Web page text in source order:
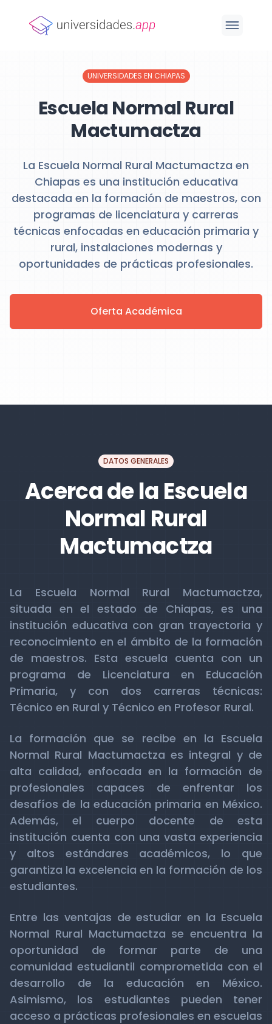
UNIVERSIDADES EN CHIAPAS
Escuela Normal Rural
Mactumactza
La Escuela Normal Rural Mactumactza en
Chiapas es una institución educativa
destacada en la formación de maestros, con
programas de licenciatura y carreras
técnicas enfocadas en educación primaria y
rural, instalaciones modernas y
oportunidades de prácticas profesionales.
Oferta Académica
DATOS GENERALES
Acerca de la Escuela
Normal Rural
Mactumactza
La Escuela Normal Rural Mactumactza,
situada en el estado de Chiapas, es una
institución educativa con gran trayectoria y
reconocimiento en el ámbito de la formación
de maestros. Esta escuela cuenta con un
programa de Licenciatura en Educación
Primaria, y con dos carreras técnicas:
Técnico en Rural y Técnico en Profesor Rural.
La formación que se recibe en la Escuela
Normal Rural Mactumactza es integral y de
alta calidad, enfocada en la formación de
profesionales capaces de enfrentar los
desafíos de la educación primaria en México.
Además, el cuerpo docente de esta
institución cuenta con una vasta experiencia
y altos estándares académicos, lo que
garantiza la excelencia en la formación de los
estudiantes.
Entre las ventajas de estudiar en la Escuela
Normal Rural Mactumactza se encuentra la
oportunidad de formar parte de una
comunidad estudiantil comprometida con el
desarrollo de la educación en México.
Asimismo, los estudiantes pueden tener
acceso a prácticas profesionales en escuelas